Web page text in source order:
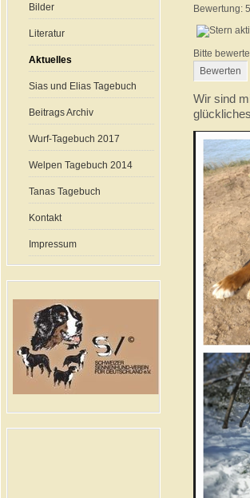
Bilder
Literatur
Aktuelles
Sias und Elias Tagebuch
Beitrags Archiv
Wurf-Tagebuch 2017
Welpen Tagebuch 2014
Tanas Tagebuch
Kontakt
Impressum
Bewertung: 5
Bitte
Wir sind